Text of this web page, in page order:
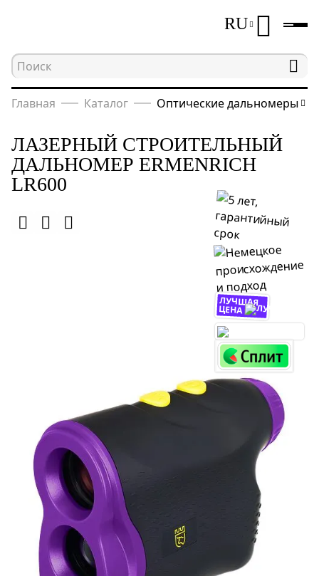
RU
Главная Каталог Оптические дальномеры
ЛАЗЕРНЫЙ СТРОИТЕЛЬНЫЙ
ДАЛЬНОМЕР ERMENRICH
LR600
ЛУЧШАЯ
ЦЕНА